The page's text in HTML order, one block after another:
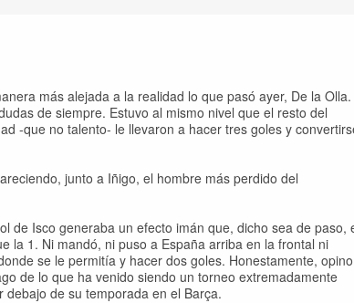
más alejada a la realidad lo que pasó ayer, De la Olla.
de siempre. Estuvo al mismo nivel que el resto del
-que no talento- le llevaron a hacer tres goles y
junto a Iñigo, el hombre más perdido del
de Isco generaba un efecto imán que, dicho sea de paso,
la 1. Ni mandó, ni puso a España arriba en la frontal ni
se le permitía y hacer dos goles. Honestamente, opino
de lo que ha venido siendo un torneo extremadamente
de su temporada en el Barça.